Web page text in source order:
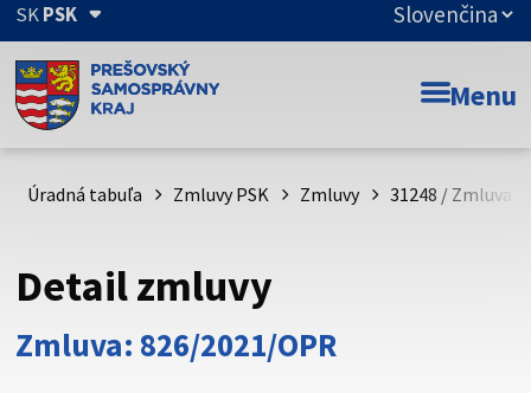
SKPSK
Doména psk.sk je oficiálna
Toto je oficiálna webová stránka Prešovského
psk.sk.
Buďte pozorní a vždy sa uistite, že zdieľate informácie iba
cez zabezpečenú webovú stránku. Zabezpečená stránka
vždy začína https:// pred názvom domény webového sídla.
Menu
Úradná tabuľa Zmluvy PSK Zmluvy 31248 / Zmluva
Detail zmluvy
Zmluva: 826/2021/OPR